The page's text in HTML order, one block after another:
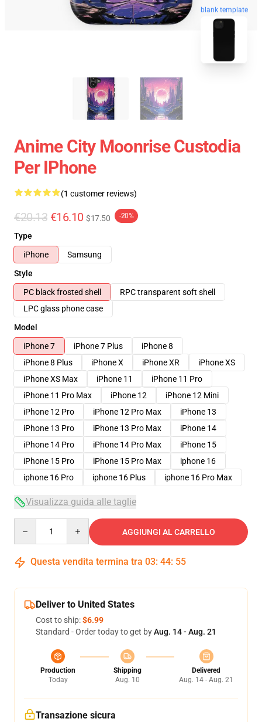
blank template
Anime City Moonrise Custodia
Per IPhone
(1 customer reviews)
€20.13 €16.10 $17.50 -20%
Type
iPhone
Samsung
Style
PC black frosted shell
RPC transparent soft shell
LPC glass phone case
Model
iPhone 7
iPhone 7 Plus
iPhone 8
iPhone 8 Plus
iPhone X iPhone XR
iPhone XS
iPhone XS Max
iPhone 11
iPhone 11 Pro
iPhone 11 Pro Max
iPhone 12
iPhone 12 Mini
iPhone 12 Pro
iPhone 12 Pro Max
iPhone 13
iPhone 13 Pro
iPhone 13 Pro Max
iPhone 14
iPhone 14 Pro
iPhone 14 Pro Max
iPhone 15
iPhone 15 Pro
iPhone 15 Pro Max
iphone 16
iphone 16 Pro
iphone 16 Plus iphone 16 Pro Max
Visualizza guida alle taglie
AGGIUNGI AL CARRELLO
Questa vendita termina tra 03: 44: 54
Deliver to United States
Cost to ship:$6.99
Standard - Order today to get byAug. 14 - Aug. 21
Production
Today
Shipping
Aug. 10
Delivered
Aug. 14 - Aug. 21
Transazione sicura